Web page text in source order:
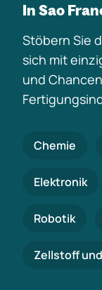
In Sao
Stöbern Sie
sich mit
und
Chemie
Elektronik
Robotik
Zellstoff